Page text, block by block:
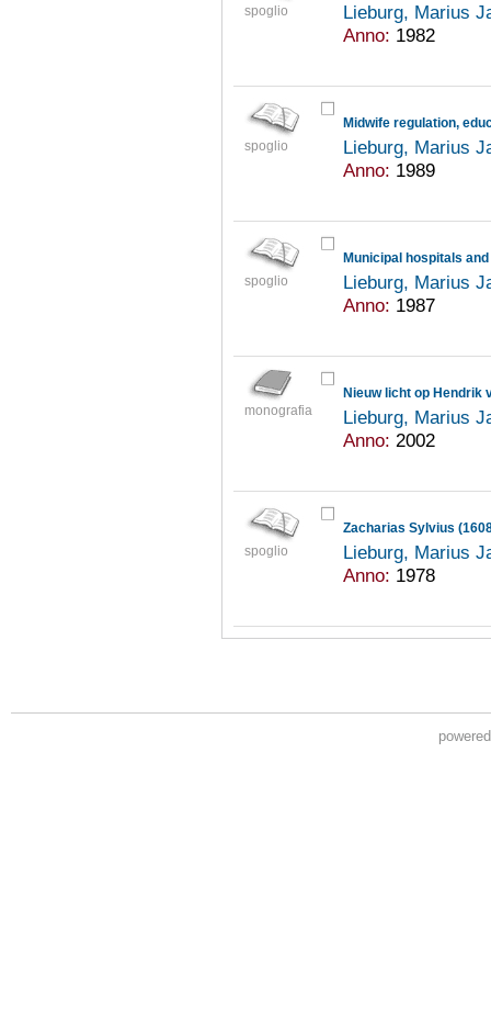
spoglio
Lieburg, Marius
Anno: 1982
spoglio
Lieburg, Marius
Anno: 1989
spoglio
Lieburg, Marius
Anno: 1987
monografia
Nieuw licht op Hendrik
Lieburg, Marius
Anno: 2002
spoglio
Lieburg, Marius
Anno: 1978